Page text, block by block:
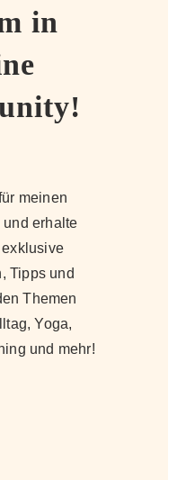
in
meinen
und erhalte
Tipps und
Themen
Yoga,
und mehr!